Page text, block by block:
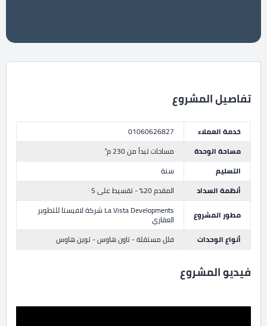
تفاصيل المشروع
خدمة العملاء
01060626827
مساحة الوحدة
مساحات تبدأ من 230 م²
التسليم
سنة
أنظمة السداد
المقدم 20% - تقسيط على 5
مطور المشروع
La Vista Developments شركة لافيستا للتطوير
العقاري
أنواع الوحدات
فلل مستقلة - تاون هاوس - توين هاوس
فيديو المشروع